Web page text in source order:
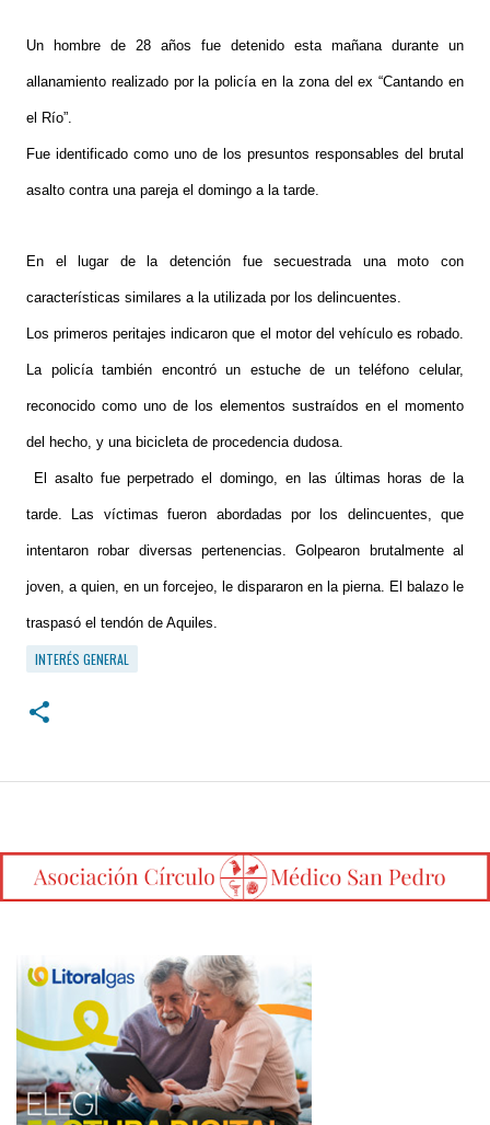
Un hombre de 28 años fue detenido esta mañana durante un
allanamiento realizado por la policía en la zona del ex “Cantando en
el Río”.
Fue identificado como uno de los presuntos responsables del brutal
asalto contra una pareja el domingo a la tarde.
En el lugar de la detención fue secuestrada una moto con
características similares a la utilizada por los delincuentes.
Los primeros peritajes indicaron que el motor del vehículo es robado.
La policía también encontró un estuche de un teléfono celular,
reconocido como uno de los elementos sustraídos en el momento
del hecho, y una bicicleta de procedencia dudosa.
El asalto fue perpetrado el domingo, en las últimas horas de la
tarde. Las víctimas fueron abordadas por los delincuentes, que
intentaron robar diversas pertenencias. Golpearon brutalmente al
joven, a quien, en un forcejeo, le dispararon en la pierna. El balazo le
traspasó el tendón de Aquiles.
INTERÉS GENERAL